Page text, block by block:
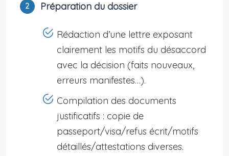
Préparation du dossier
Rédaction d’une lettre exposant
clairement les motifs du désaccord
avec la décision (faits nouveaux,
erreurs manifestes…).
Compilation des documents
justificatifs : copie de
passeport/visa/refus écrit/motifs
détaillés/attestations diverses.